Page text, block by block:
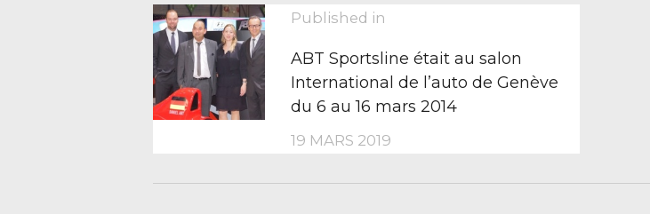
NAVIGATION
DE
L’ARTICLE
Published in
ABT Sportsline était au salon
International de l’auto de Genève
du 6 au 16 mars 2014
19 MARS 2019